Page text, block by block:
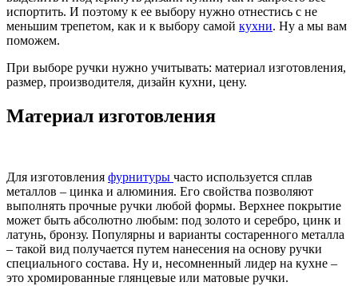
испортить. И поэтому к ее выбору нужно отнестись с не
меньшим трепетом, как и к выбору самой кухни. Ну а мы вам
поможем.
При выборе ручки нужно учитывать: материал изготовления,
размер, производителя, дизайн кухни, цену.
Материал изготовления
Для изготовления фурнитуры часто используется сплав
металлов – цинка и алюминия. Его свойства позволяют
выполнять прочные ручки любой формы. Верхнее покрытие
может быть абсолютно любым: под золото и серебро, цинк и
латунь, бронзу. Популярны и варианты состаренного металла
– такой вид получается путем нанесения на основу ручки
специального состава. Ну и, несомненный лидер на кухне –
это хромированные глянцевые или матовые ручки.